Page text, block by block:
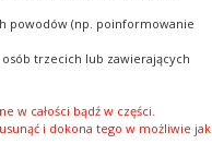
powodów (np. poinformowanie
trzecich lub zawierających
w całości bądź w części.
i dokona tego w możliwie jak